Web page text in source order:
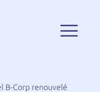
B-Corp renouvelé